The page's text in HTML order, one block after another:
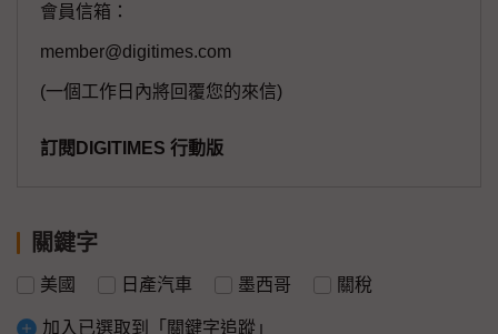
會員信箱：
member@digitimes.com
(一個工作日內將回覆您的來信)
訂閱DIGITIMES 行動版
關鍵字
美國 日產汽車 墨西哥 關稅
加入已選取到「關鍵字追蹤」